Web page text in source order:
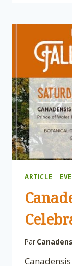
ARTICLE |
Par